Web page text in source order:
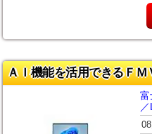
ＡＩ機能を活用できるＦＭ